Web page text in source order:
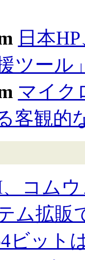
日本
ツール
マイク
客観的
、コム
ム拡販
ビット